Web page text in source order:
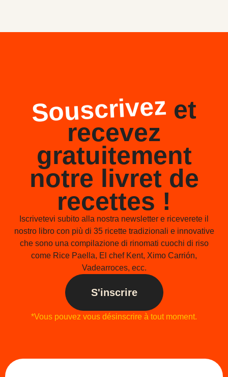
Souscrivez et
recevez
gratuitement
notre livret de
recettes !
Iscrivetevi subito alla nostra newsletter e riceverete il
nostro libro con più di 35 ricette tradizionali e innovative
che sono una compilazione di rinomati cuochi di riso
come Rice Paella, El chef Kent, Ximo Carrión,
Vadearroces, ecc.
S'inscrire
*Vous pouvez vous désinscrire à tout moment.